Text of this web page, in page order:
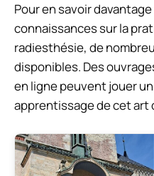
Pour en savoir
connaissances sur la
radiesthésie, de
disponibles. Des
en ligne peuvent jouer
apprentissage de cet